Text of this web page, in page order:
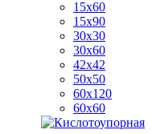
15х60
15x90
30х30
30х60
42х42
50х50
60х120
60х60